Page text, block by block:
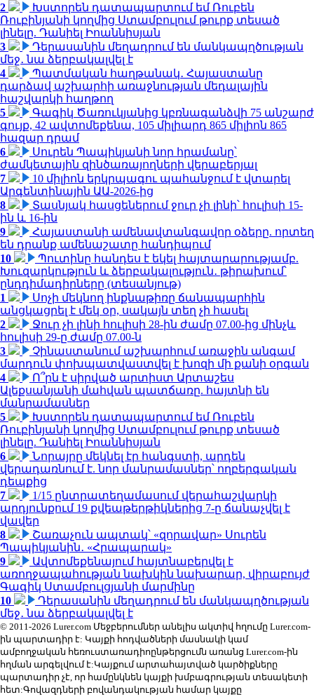
2
Խստորեն դատապարտում եմ Ռուբեն
Ռուբինյանի կողմից Ստամբուլում թուրք տեսած
լինելը. Դանիել Իոաննիսյան
3
Դերասանին մեղադրում են մանկապղծության
մեջ․ նա ձերբակալվել է
4
Պատմական հաղթանակ․ Հայաստանը
դարձավ աշխարհի առաջնության մեդալային
հաշվարկի հաղթող
5
Գագիկ Ծառուկյանից կբռնագանձվի 75 անշարժ
գույք, 42 ավտոմեքենա, 105 միլիարդ 865 միլիոն 865
հազար դրամ
6
Սուրեն Պապիկյանի նոր հրամանը՝
ժամկետային զինծառայողների վերաբերյալ
7
10 միլիոն երկրպագու պահանջում է վտարել
Արգենտինային ԱԱ-2026-ից
8
Տասնյակ հասցեներում ջուր չի լինի՝ հուլիսի 15-
ին և 16-ին
9
Հայաստանի ամենավտանգավոր օձերը. որտեղ
են դրանք ամենաշատը հանդիպում
10
Պուտինը հանդես է եկել հայտարարությամբ.
Խուզարկություն և ձերբակալություն․ թիրախում՝
ընդդիմադիրները (տեսանյութ)
1
Սոչի մեկնող ինքնաթիռը ճանապարհին
անցկացրել է մեկ օր, սակայն տեղ չի հասել
2
Ջուր չի լինի հուլիսի 28-ին ժամը 07.00-ից մինչև
հուլիսի 29-ը ժամը 07.00-ն
3
Չինաստանում աշխարհում առաջին անգամ
մարդուն փոխպատվաստվել է խոզի մի քանի օրգան
4
Ո՞րն է սիրված արտիստ Արտաշես
Ալեքսանյանի մահվան պատճառը. հայտնի են
մանրամասներ
5
Խստորեն դատապարտում եմ Ռուբեն
Ռուբինյանի կողմից Ստամբուլում թուրք տեսած
լինելը. Դանիել Իոաննիսյան
6
Նորայրը մեկնել էր հանգստի, արդեն
վերադառնում է. նոր մանրամասներ՝ ողբերգական
դեպքից
7
1/15 ընտրատեղամասում վերահաշվարկի
արդյունքում 19 քվեաթերթիկներից 7-ը ճանաչվել է
վավեր
8
Շառաչուն ապտակ՝ «զորավար» Սուրեն
Պապիկյանին․ «Հրապարակ»
9
Ավտոմեքենայում հայտնաբերվել է
առողջապահության նախկին նախարար, վիրաբույժ
Գագիկ Ստամբուլցյանի մարմինը
10
Դերասանին մեղադրում են մանկապղծության
մեջ․ նա ձերբակալվել է
© 2011-2026 Lurer.com Մեջբերումներ անելիս ակտիվ հղումը Lurer.com-
ին պարտադիր է: Կայքի հոդվածների մասնակի կամ
ամբողջական հեռուստառադիոընթերցումն առանց Lurer.com-ին
հղման արգելվում է:Կայքում արտահայտված կարծիքները
պարտադիր չէ, որ համընկնեն կայքի խմբագրության տեսակետի
հետ:Գովազդների բովանդակության համար կայքը